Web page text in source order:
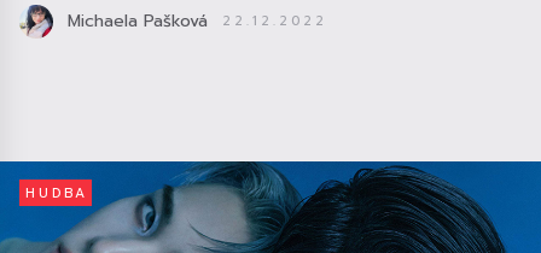
Michaela Pašková 22.12.2022
HUDBA